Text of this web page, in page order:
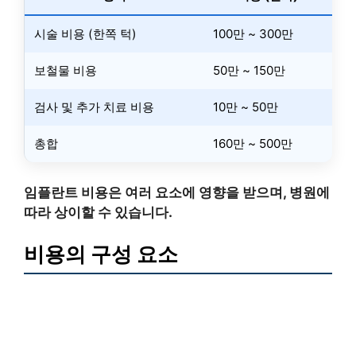
시술 비용 (한쪽 턱) 100만 ~ 300만
보철물 비용 50만 ~ 150만
검사 및 추가 치료 비용 10만 ~ 50만
총합 160만 ~ 500만
임플란트 비용은 여러 요소에 영향을 받으며, 병원에
따라 상이할 수 있습니다.
비용의 구성 요소